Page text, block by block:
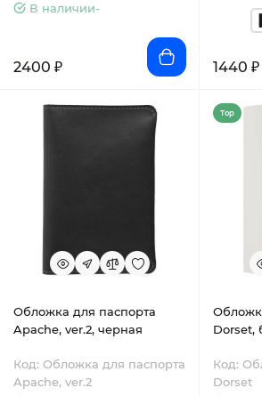
В наличии-
2400 ₽ 1440 ₽
Обложка для паспорта
Apache, ver.2, черная
Код: Обложка для паспорта
Apache, ver.2
Top
Dorset,
Код:
Dorset